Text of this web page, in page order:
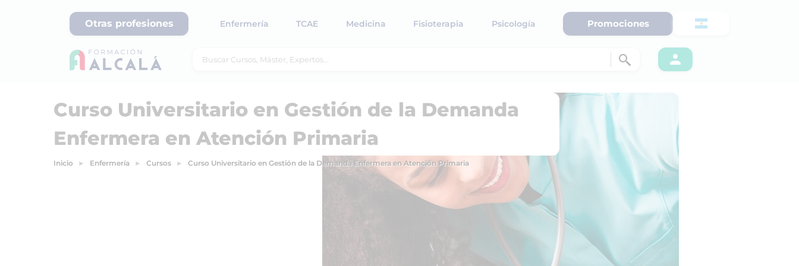
Otras profesiones Enfermería TCAE Medicina Fisioterapia Psicología Promociones
Curso Universitario en Gestión de la Demanda
Enfermera en Atención Primaria
Inicio Enfermería Cursos Curso Universitario en Gestión de la Demanda Enfermera en Atención Primaria